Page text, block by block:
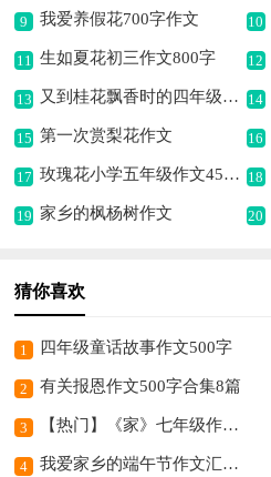
9 我爱养假花700字作文 10
11 生如夏花初三作文800字 12
13 又到桂花飘香时的四年级作文 14
15 第一次赏梨花作文 16
17 玫瑰花小学五年级作文450字（通用15篇） 18
19 家乡的枫杨树作文 20
猜你喜欢
1 四年级童话故事作文500字
2 有关报恩作文500字合集8篇
3 【热门】《家》七年级作文500字四篇
4 我爱家乡的端午节作文汇总7篇